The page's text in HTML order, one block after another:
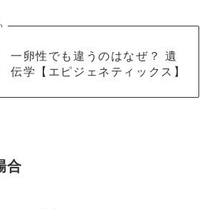
一卵性でも違うのはなぜ？ 遺
伝学【エピジェネティックス】
合